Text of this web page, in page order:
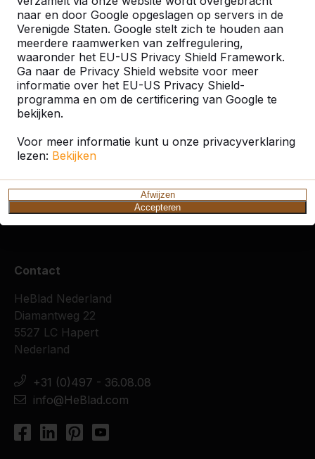
naar en door Google opgeslagen op servers in de
Verenigde Staten. Google stelt zich te houden aan
meerdere raamwerken van zelfregulering,
waaronder het EU-US Privacy Shield Framework.
Ga naar de Privacy Shield website voor meer
informatie over het EU-US Privacy Shield-
programma en om de certificering van Google te
bekijken.
Voor meer informatie kunt u onze privacyverklaring
lezen: Bekijken
Afwijzen
Accepteren
Zoek op plaats of postcode
Zie ook
Veghel Zeeland
Contact
HeBlad Nederland
Diamantweg 22
5527 LC Hapert
Nederland
+31 (0)497 - 36.08.08
info@HeBlad.com